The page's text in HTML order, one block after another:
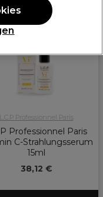
L.C.P Professionnel Paris
Professionnel Paris
C-Strahlungsserum
15ml
38,12 €